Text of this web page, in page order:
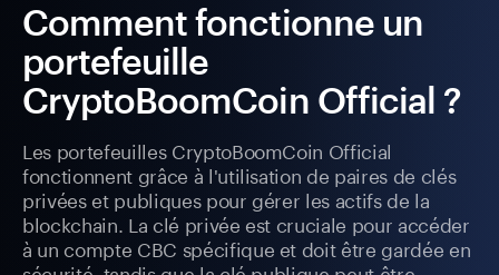
Comment fonctionne un
portefeuille
CryptoBoomCoin Official ?
Les portefeuilles CryptoBoomCoin Official
fonctionnent grâce à l'utilisation de paires de clés
privées et publiques pour gérer les actifs de la
blockchain. La clé privée est cruciale pour accéder
à un compte CBC spécifique et doit être gardée en